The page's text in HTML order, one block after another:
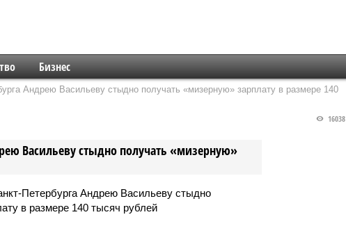
Бизнес
Андрею Васильеву стыдно получать «мизерную» зарплату в размере 140
Васильеву стыдно получать «мизерную»
16038